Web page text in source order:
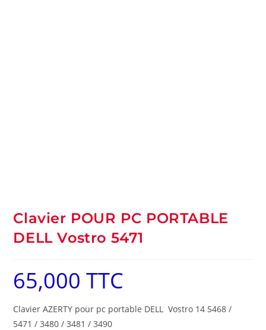
Clavier POUR PC PORTABLE
DELL Vostro 5471
65,000TTC
Clavier AZERTY pour pc portable DELL Vostro 14 5468 /
5471 / 3480 / 3481 / 3490